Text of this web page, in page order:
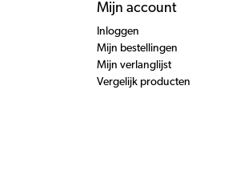
Mijn account
Inloggen
Mijn bestellingen
Mijn verlanglijst
Vergelijk producten